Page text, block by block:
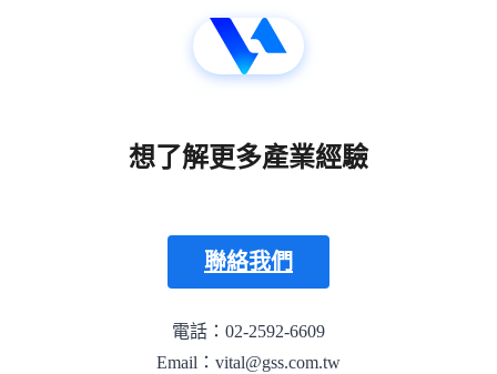
想了解更多產業經驗
聯絡我們
電話：02-2592-6609
Email：vital@gss.com.tw